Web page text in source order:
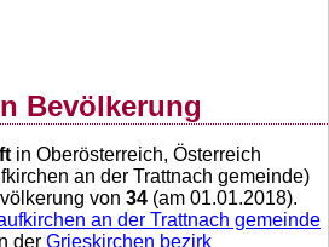
Bevölkerung
in Oberösterreich, Österreich
an der Trattnach gemeinde)
von 34 (am 01.01.2018).
an der Trattnach gemeinde
der Grieskirchen bezirk